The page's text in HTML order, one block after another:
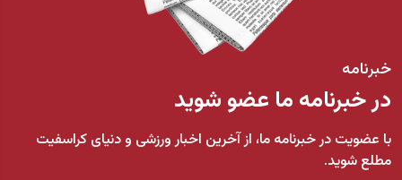
خبرنامه
در خبرنامه ما عضو شوید
با عضویت در خبرنامه ما، از آخرین اخبار ورزشی و دنیای کراسفیت
مطلع شوید.